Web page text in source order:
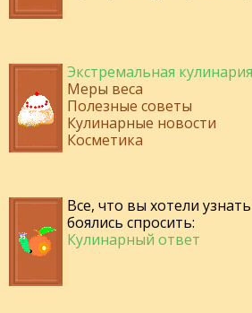
Экстремальная кулинария
Меры веса
Полезные советы
Кулинарные новости
Косметика
Все, что вы хотели
боялись спросить:
Кулинарный ответ